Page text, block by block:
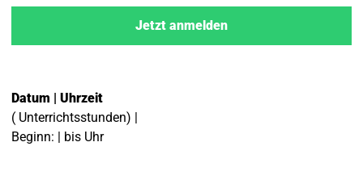
Jetzt anmelden
Datum | Uhrzeit
( Unterrichtsstunden) |
Beginn: | bis Uhr